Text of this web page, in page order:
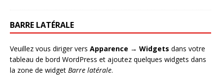
BARRE LATÉRALE
Veuillez vous diriger vers Apparence → Widgets dans votre
tableau de bord WordPress et ajoutez quelques widgets dans
la zone de widget Barre latérale.